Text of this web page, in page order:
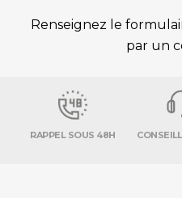
Renseignez le
par un
RAPPEL SOUS 48H